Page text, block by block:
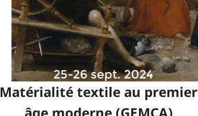
Matérialité textile au premier